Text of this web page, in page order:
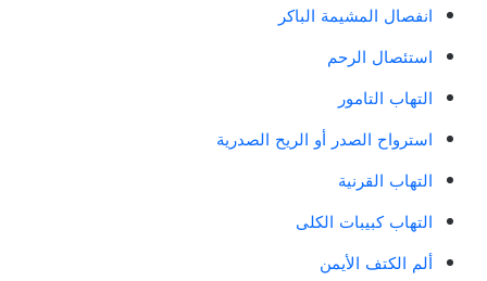
انفصال المشيمة الباكر
استئصال الرحم
التهاب التامور
استرواح الصدر أو الريح الصدرية
التهاب القرنية
التهاب كبيبات الكلى
ألم الكتف الأيمن